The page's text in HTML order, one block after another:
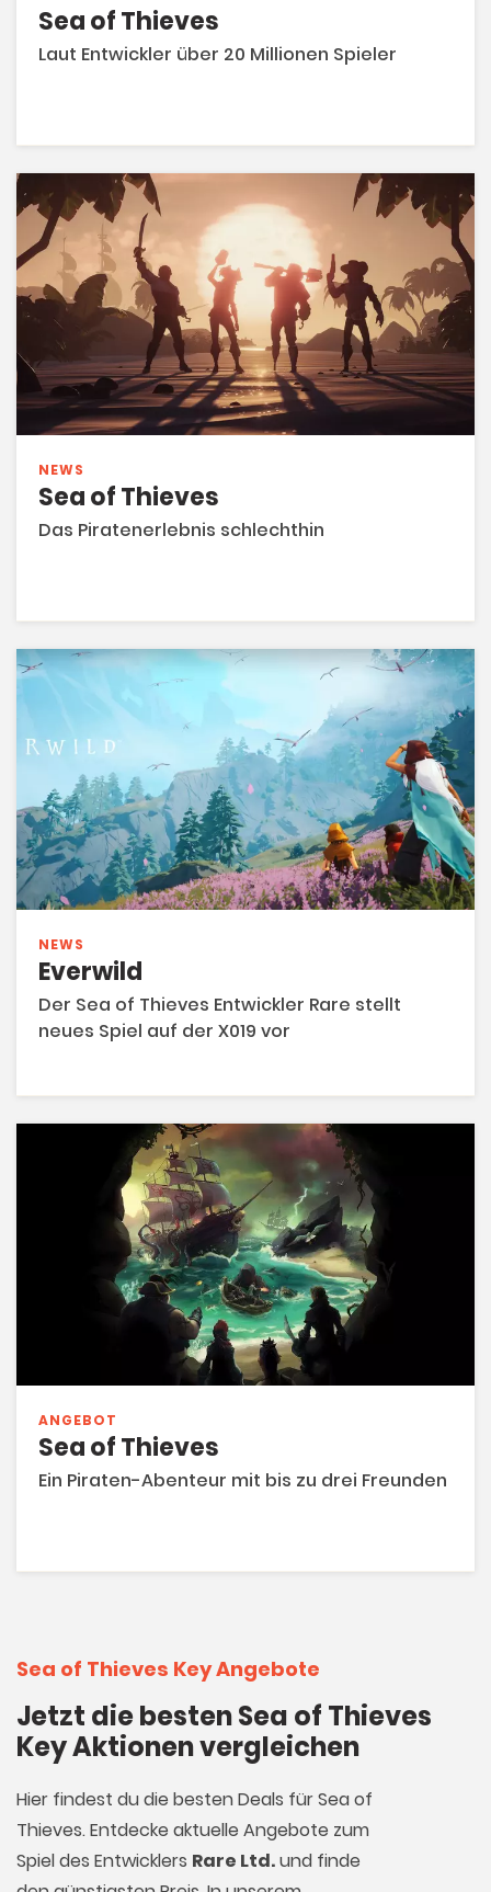
Sea of Thieves
Laut Entwickler über 20 Millionen Spieler
NEWS
Sea of Thieves
Das Piratenerlebnis schlechthin
NEWS
Everwild
Der Sea of Thieves Entwickler Rare stellt
neues Spiel auf der X019 vor
ANGEBOT
Sea of Thieves
Ein Piraten-Abenteur mit bis zu drei Freunden
Sea of Thieves Key Angebote
Jetzt die besten Sea of Thieves
Key Aktionen vergleichen
Hier findest du die besten Deals für Sea of
Thieves. Entdecke aktuelle Angebote zum
Spiel des Entwicklers Rare Ltd.und finde